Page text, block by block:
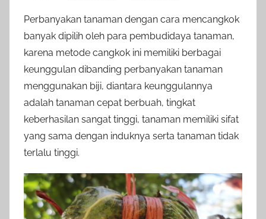
Perbanyakan tanaman dengan cara mencangkok
banyak dipilih oleh para pembudidaya tanaman,
karena metode cangkok ini memiliki berbagai
keunggulan dibanding perbanyakan tanaman
menggunakan biji, diantara keunggulannya
adalah tanaman cepat berbuah, tingkat
keberhasilan sangat tinggi, tanaman memiliki sifat
yang sama dengan induknya serta tanaman tidak
terlalu tinggi.